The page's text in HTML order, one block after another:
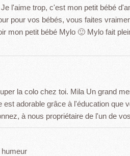
l'aime trop, c'est mon petit bébé
pour vos bébés, vous faites
mon petit bébé Mylo 🙂 Mylo fait
la colo chez toi. Mila Un grand
est adorable grâce à l'éducation que
à nous propriétaire de l'un de